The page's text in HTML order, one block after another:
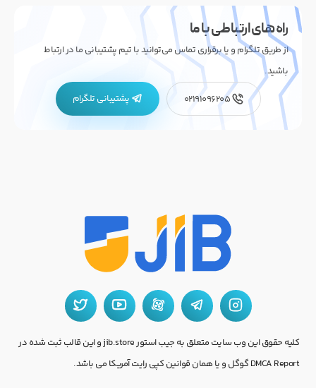
راه های ارتباطی با ما
از طریق تلگرام و یا برقراری تماس می‌توانید با تیم پشتیبانی ما در ارتباط
باشید.
02191096205
پشتیبانی تلگرام
کلیه حقوق این وب سایت متعلق به جیب استور jib.store و این قالب ثبت شده در
DMCA Report گوگل و یا همان قوانین کپی رایت آمریکا می باشد.